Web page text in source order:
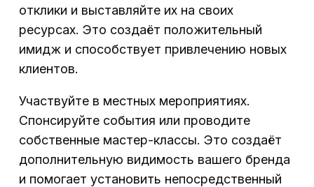
отклики и выставляйте их на своих
ресурсах. Это создаёт положительный
имидж и способствует привлечению новых
клиентов.
Участвуйте в местных мероприятиях.
Спонсируйте события или проводите
собственные мастер-классы. Это создаёт
дополнительную видимость вашего бренда
и помогает установить непосредственный